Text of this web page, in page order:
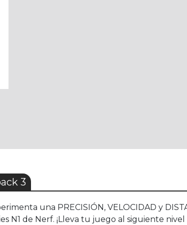
3
una PRECISIÓN, VELOCIDAD y
N1 de Nerf. ¡Lleva tu juego al siguiente